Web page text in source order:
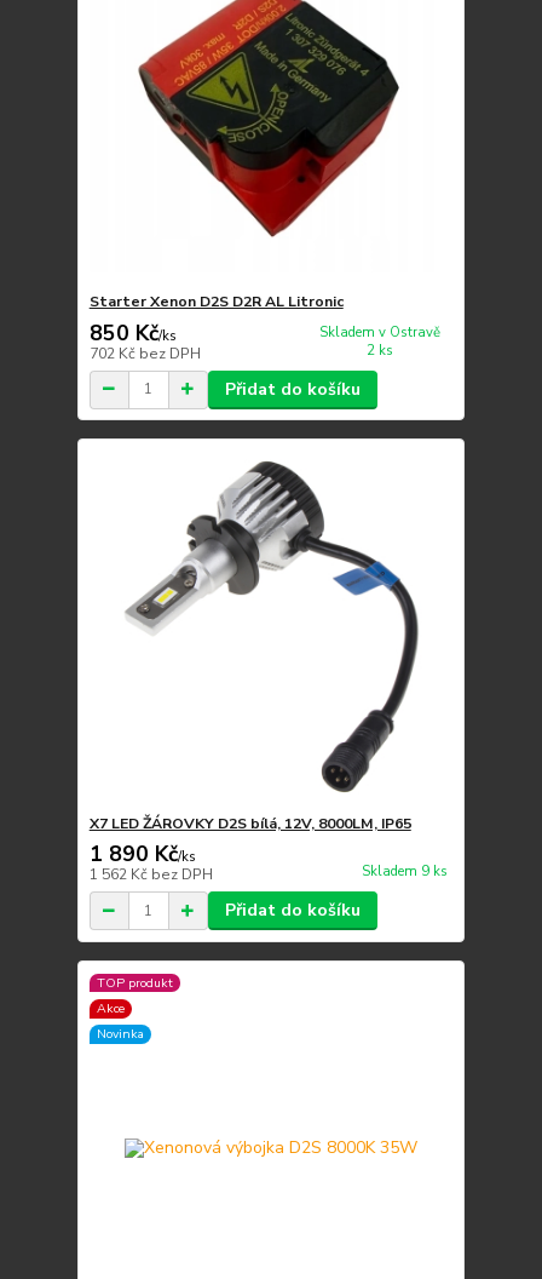
Starter Xenon D2S D2R AL Litronic
850 Kč/ks
702 Kč bez DPH
Skladem v Ostravě
2 ks
Přidat do košíku
X7 LED ŽÁROVKY D2S bílá, 12V, 8000LM, IP65
1 890 Kč/ks
1 562 Kč bez DPH Skladem 9 ks
Přidat do košíku
TOP produkt
Akce
Novinka